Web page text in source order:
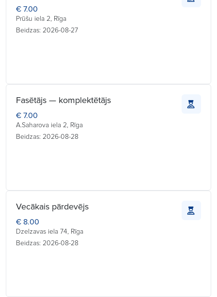
€ 7.00
Prūšu iela 2, Rīga
Beidzas: 2026-08-27
Fasētājs — komplektētājs
€ 7.00
A.Saharova iela 2, Rīga
Beidzas: 2026-08-28
Vecākais pārdevējs
€ 8.00
Dzelzavas iela 74, Rīga
Beidzas: 2026-08-28